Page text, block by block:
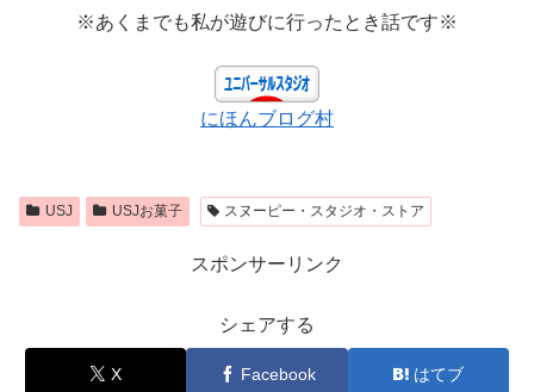
※あくまでも私が遊びに行ったとき話です※
にほんブログ村
USJ USJお菓子 スヌーピー・スタジオ・ストア
スポンサーリンク
シェアする
X Facebook はてブ